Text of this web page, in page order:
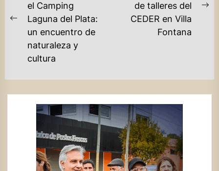
ENTRADAS
Previous
post:
el Camping
Laguna del Plata:
un encuentro de
naturaleza y
cultura
de talleres del
CEDER en Villa
Fontana